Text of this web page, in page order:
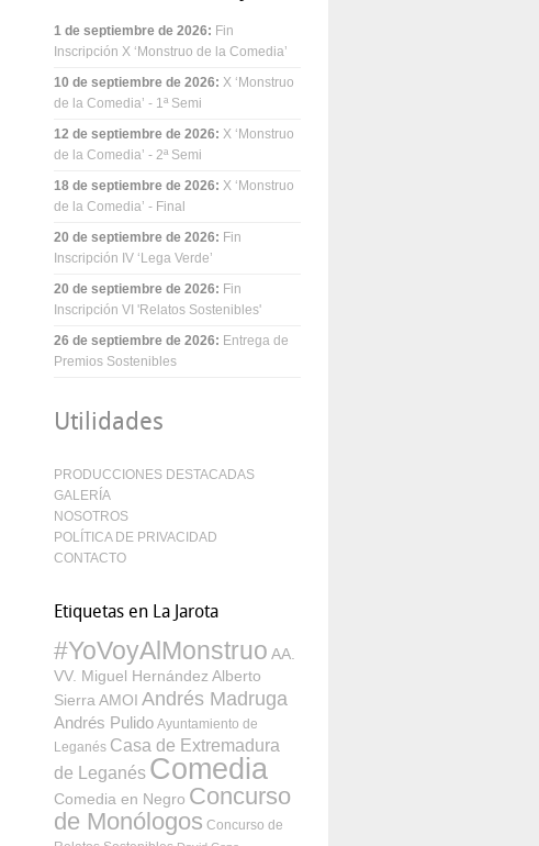
1 de septiembre de 2026: Fin
Inscripción X ‘Monstruo de la Comedia’
10 de septiembre de 2026: X ‘Monstruo
de la Comedia’ - 1ª Semi
12 de septiembre de 2026: X ‘Monstruo
de la Comedia’ - 2ª Semi
18 de septiembre de 2026: X ‘Monstruo
de la Comedia’ - Final
20 de septiembre de 2026: Fin
Inscripción IV ‘Lega Verde’
20 de septiembre de 2026: Fin
Inscripción VI 'Relatos Sostenibles'
26 de septiembre de 2026: Entrega de
Premios Sostenibles
Utilidades
PRODUCCIONES DESTACADAS
GALERÍA
NOSOTROS
POLÍTICA DE PRIVACIDAD
CONTACTO
Etiquetas en La Jarota
#YoVoyAlMonstruo AA.
VV. Miguel Hernández Alberto
Sierra AMOI Andrés Madruga
Andrés Pulido Ayuntamiento de
Leganés Casa de Extremadura
de Leganés Comedia
Comedia en Negro Concurso
de Monólogos Concurso de